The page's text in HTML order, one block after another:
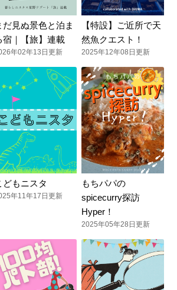
だ見ぬ景色と泊ま
宿｜【旅】連載
年02年13日更新
【特設】ご近所で天
然魚クエスト！
2025年12年08日更新
どもニスタ
年11年17日更新
もちパパの
spicecurry探訪
Hyper！
2025年05年28日更新